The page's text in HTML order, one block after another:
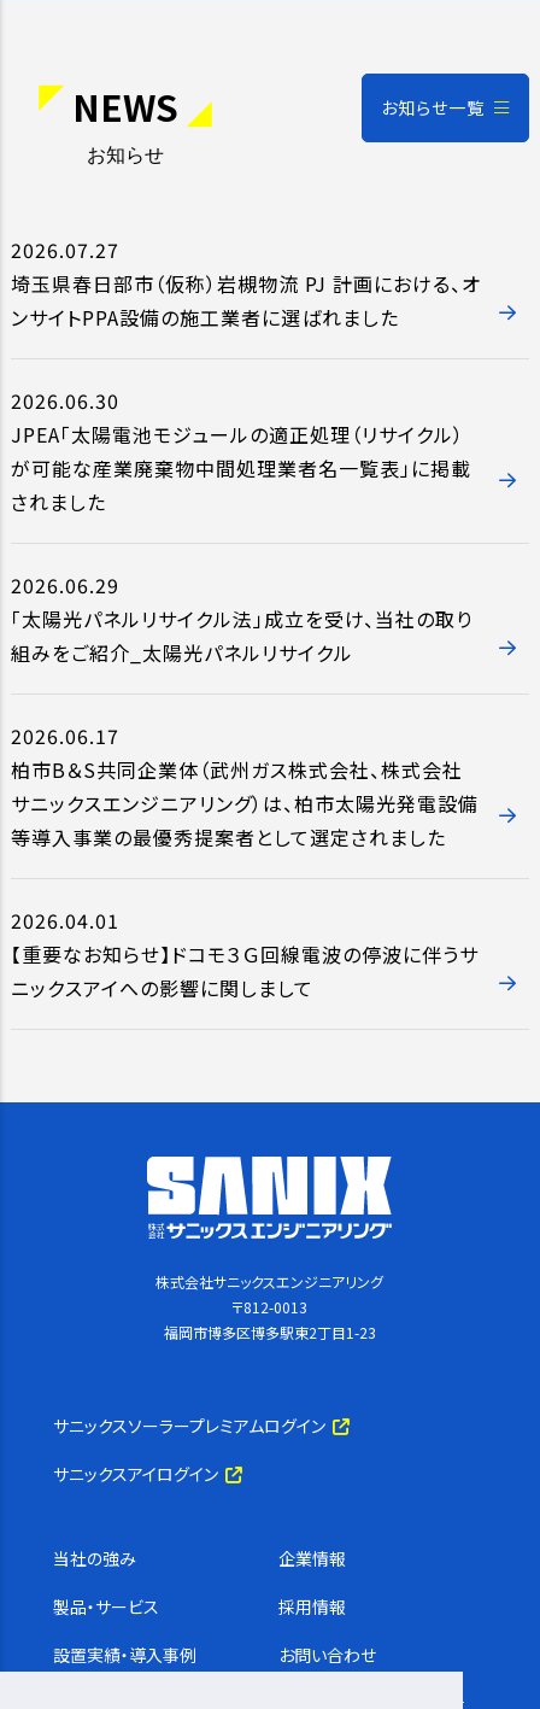
NEWS
お知らせ
お知らせ一覧
2026.07.27
埼玉県春日部市（仮称）岩槻物流 PJ 計画における、オ
ンサイトPPA設備の施工業者に選ばれました
2026.06.30
JPEA「太陽電池モジュールの適正処理（リサイクル）
が可能な産業廃棄物中間処理業者名一覧表」に掲載
されました
2026.06.29
「太陽光パネルリサイクル法」成立を受け、当社の取り
組みをご紹介_太陽光パネルリサイクル
2026.06.17
柏市B＆S共同企業体（武州ガス株式会社、株式会社
サニックスエンジニアリング）は、柏市太陽光発電設備
等導入事業の最優秀提案者として選定されました
2026.04.01
【重要なお知らせ】ドコモ３Ｇ回線電波の停波に伴うサ
ニックスアイへの影響に関しまして
株式会社サニックスエンジニアリング
〒812-0013
福岡市博多区博多駅東2丁目1-23
サニックスソーラープレミアムログイン
サニックスアイログイン
当社の強み
製品・サービス
設置実績・導入事例
企業情報
採用情報
お問い合わせ
サステナビリティ基本方針